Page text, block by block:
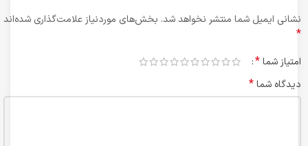
نشانی ایمیل شما منتشر نخواهد شد. بخش‌های موردنیاز علامت‌گذاری شده‌اند
*
امتیاز شما*
دیدگاه شما*